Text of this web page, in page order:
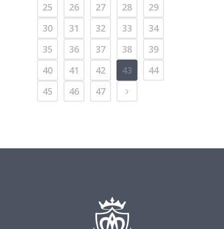
25
26 27 28
29
30
31 32 33
34
35
36 37 38
39
40
41 42 43
44
45
46 47